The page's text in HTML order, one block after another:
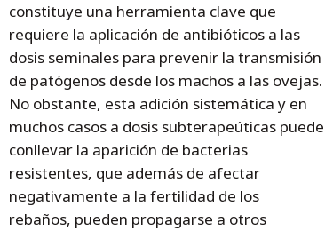
constituye una herramienta clave que
requiere la aplicación de antibióticos a las
dosis seminales para prevenir la transmisión
de patógenos desde los machos a las ovejas.
No obstante, esta adición sistemática y en
muchos casos a dosis subterapeúticas puede
conllevar la aparición de bacterias
resistentes, que además de afectar
negativamente a la fertilidad de los
rebaños, pueden propagarse a otros